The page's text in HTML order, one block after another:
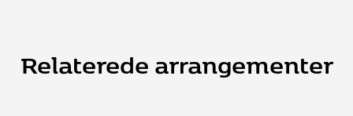
Relaterede arrangementer